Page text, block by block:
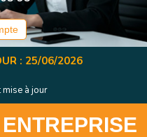
: 25/06/2026
mise à jour